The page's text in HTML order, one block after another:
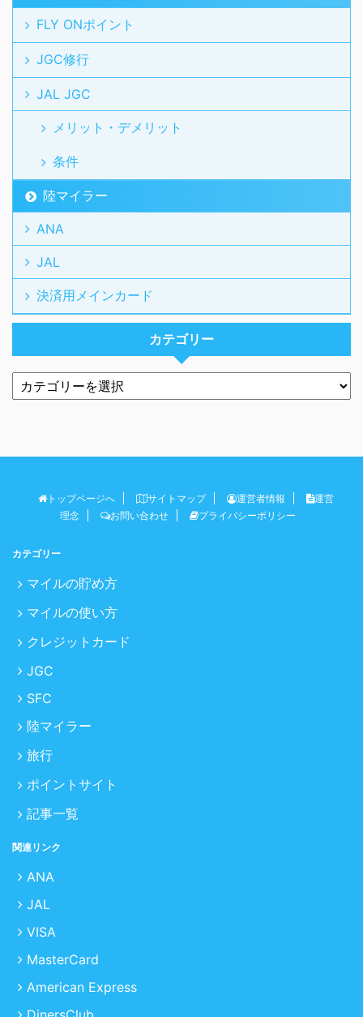
FLY ONポイント
JGC修行
JAL JGC
メリット・デメリット
条件
陸マイラー
ANA
JAL
決済用メインカード
カテゴリー
トップページへ サイトマップ 運営者情報
運営
理念
お問い合わせ プライバシーポリシー
カテゴリー
マイルの貯め方
マイルの使い方
クレジットカード
JGC
SFC
陸マイラー
旅行
ポイントサイト
記事一覧
関連リンク
ANA
JAL
VISA
MasterCard
American Express